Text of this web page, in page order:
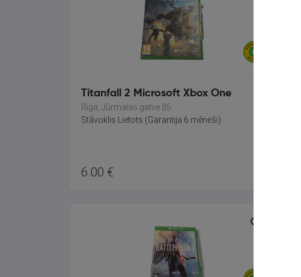
Titanfall 2 Microsoft Xbox One
Rīga, Jūrmalas gatve 85
Stāvoklis Lietots (Garantija 6 mēneši)
6.00 €